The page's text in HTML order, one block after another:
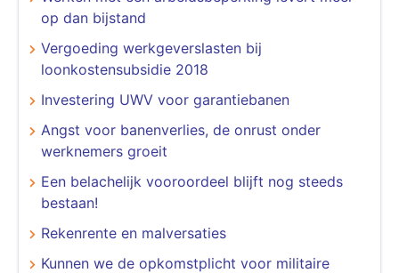
op dan bijstand
Vergoeding werkgeverslasten bij
loonkostensubsidie 2018
Investering UWV voor garantiebanen
Angst voor banenverlies, de onrust onder
werknemers groeit
Een belachelijk vooroordeel blijft nog steeds
bestaan!
Rekenrente en malversaties
Kunnen we de opkomstplicht voor militaire